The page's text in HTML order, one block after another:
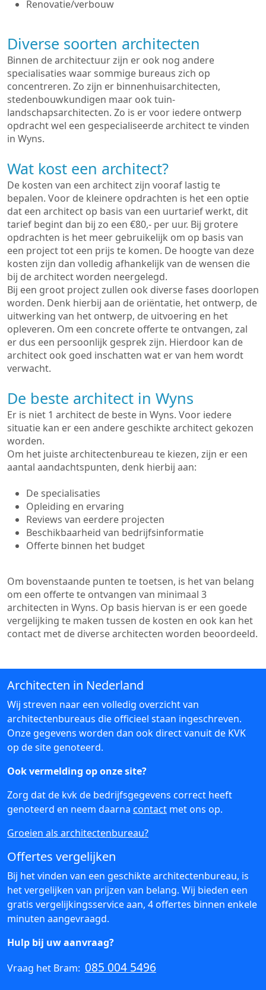
Renovatie/verbouw
Diverse soorten architecten
Binnen de architectuur zijn er ook nog andere
specialisaties waar sommige bureaus zich op
concentreren. Zo zijn er binnenhuisarchitecten,
stedenbouwkundigen maar ook tuin-
landschapsarchitecten. Zo is er voor iedere ontwerp
opdracht wel een gespecialiseerde architect te vinden
in Wyns.
Wat kost een architect?
De kosten van een architect zijn vooraf lastig te
bepalen. Voor de kleinere opdrachten is het een optie
dat een architect op basis van een uurtarief werkt, dit
tarief begint dan bij zo een €80,- per uur. Bij grotere
opdrachten is het meer gebruikelijk om op basis van
een project tot een prijs te komen. De hoogte van deze
kosten zijn dan volledig afhankelijk van de wensen die
bij de architect worden neergelegd.
Bij een groot project zullen ook diverse fases doorlopen
worden. Denk hierbij aan de oriëntatie, het ontwerp, de
uitwerking van het ontwerp, de uitvoering en het
opleveren. Om een concrete offerte te ontvangen, zal
er dus een persoonlijk gesprek zijn. Hierdoor kan de
architect ook goed inschatten wat er van hem wordt
verwacht.
De beste architect in Wyns
Er is niet 1 architect de beste in Wyns. Voor iedere
situatie kan er een andere geschikte architect gekozen
worden.
Om het juiste architectenbureau te kiezen, zijn er een
aantal aandachtspunten, denk hierbij aan:
De specialisaties
Opleiding en ervaring
Reviews van eerdere projecten
Beschikbaarheid van bedrijfsinformatie
Offerte binnen het budget
Om bovenstaande punten te toetsen, is het van belang
om een offerte te ontvangen van minimaal 3
architecten in Wyns. Op basis hiervan is er een goede
vergelijking te maken tussen de kosten en ook kan het
contact met de diverse architecten worden beoordeeld.
Architecten in Nederland
Wij streven naar een volledig overzicht van
architectenbureaus die officieel staan ingeschreven.
Onze gegevens worden dan ook direct vanuit de KVK
op de site genoteerd.
Ook vermelding op onze site?
Zorg dat de kvk de bedrijfsgegevens correct heeft
genoteerd en neem daarna contact met ons op.
Groeien als architectenbureau?
Offertes vergelijken
Bij het vinden van een geschikte architectenbureau, is
het vergelijken van prijzen van belang. Wij bieden een
gratis vergelijkingsservice aan, 4 offertes binnen enkele
minuten aangevraagd.
Hulp bij uw aanvraag?
Vraag het Bram: 085 004 5496